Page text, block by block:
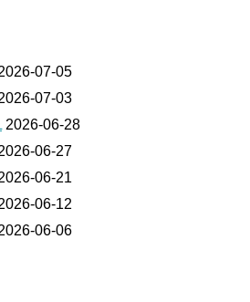
07-05
07-03
2026-06-28
06-27
06-21
06-12
06-06